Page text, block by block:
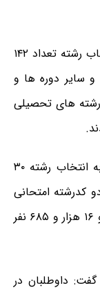
توکلی اضافه کرد: از تعداد داوطلبان به انتخاب رشته تعداد ۱۴۲
و سایر دوره ها و
کدرشته های تحصیلی
وی اظهار داشت: از تعداد داوطلبان مجاز به انتخاب رشته ۳۰
دو کدرشته امتحانی
شدند که از این تعداد ۱۴ هزار و ۱۶۱ نفر زن و ۱۶ هزار و ۶۸۵ نفر
داوطلبان در